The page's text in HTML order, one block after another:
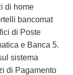
di home
bancomat
di Poste
e Banca 5.
sistema
di Pagamento